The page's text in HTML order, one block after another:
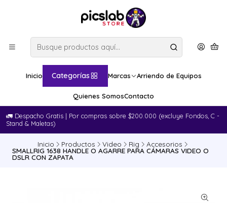
Inicio Categorías Marcas Arriendo de Equipos
Quienes SomosContacto
🚛​ Despacho Gratis | Por compras sobre $200.000 (excluye Fondos, C -
Stand & Maletas)
Inicio Productos Video Rig Accesorios
SMALLRIG 1638 HANDLE O AGARRE PARA CÁMARAS VIDEO O
DSLR CON ZAPATA